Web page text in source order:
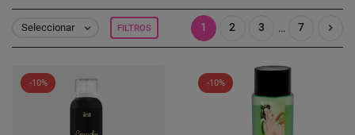
Seleccionar  FILTROS 1 2 3 … 7 
-10% -10%